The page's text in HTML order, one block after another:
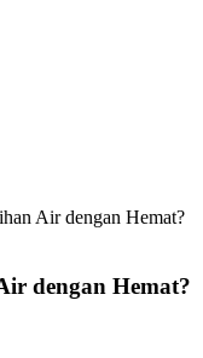
Air dengan Hemat?
dengan Hemat?